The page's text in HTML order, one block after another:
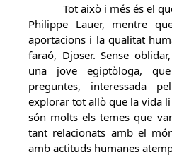
Tot això i més és el que
Philippe Lauer, mentre
aportacions i la qualitat
faraó, Djoser. Sense
una jove egiptòloga,
preguntes, interessada
explorar tot allò que la vida
són molts els temes que
tant relacionats amb el
amb actituds humanes